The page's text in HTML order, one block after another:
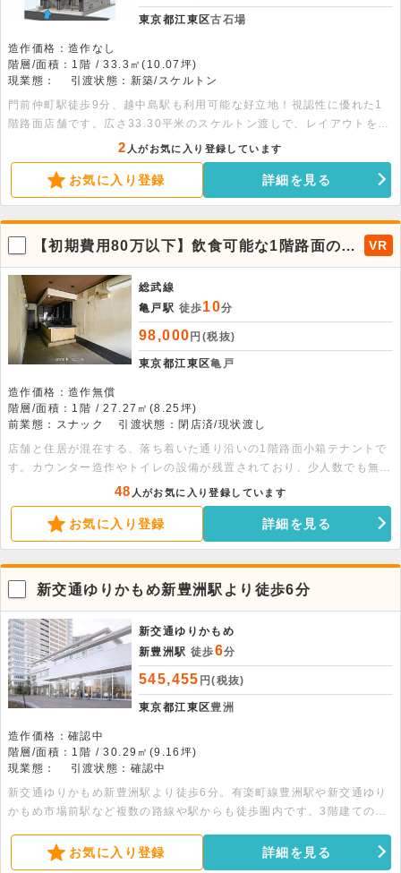
東京都江東区古石場
造作価格：造作なし
階層/面積：1階 / 33.3㎡(10.07坪)
現業態：
引渡状態：新築/スケルトン
門前仲町駅徒歩9分、越中島駅も利用可能な好立地！視認性に優れた1
階路面店舗です。広さ33.30平米のスケルトン渡しで、レイアウトを自
由に計画できます。幅広く対応可能です。お気軽にお問い合わせくださ
い。
2 人がお気に入り登録しています
お気に入り登録 詳細を見る
【初期費用80万以下】飲食可能な1階路面の小
箱物件です！
VR
総武線
亀戸駅 徒歩10分
98,000 円(税抜)
東京都江東区亀戸
造作価格：造作無償
階層/面積：1階 / 27.27㎡(8.25坪)
前業態：スナック
引渡状態：閉店済/現状渡し
店舗と住居が混在する、落ち着いた通り沿いの1階路面小箱テナントで
す。カウンター造作やトイレの設備が残置されており、少人数でも無理
なく運営でき、ワンオペレーションでの独立開業やお二人での運営をご
検討中の方に大変おすすめの物件となっております。また、初期費用が
約80万円ほどで床壁天井も既にあるため、費用を抑えての出店が可能
です。好条件の1階路面店につき、ぜひお早めにお問い合わせ・ご内見
をご検討ください。
48 人がお気に入り登録しています
お気に入り登録 詳細を見る
新交通ゆりかもめ新豊洲駅より徒歩6分
新交通ゆりかもめ
新豊洲駅 徒歩6分
545,455 円(税抜)
東京都江東区豊洲
造作価格：確認中
階層/面積：1階 / 30.29㎡(9.16坪)
現業態：
引渡状態：確認中
新交通ゆりかもめ新豊洲駅より徒歩6分。有楽町線豊洲駅や新交通ゆり
かもめ市場前駅など複数の路線や駅からも徒歩圏内です。3階建ての建
お気に入り登録 詳細を見る